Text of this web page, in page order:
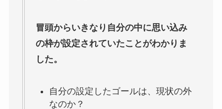
冒頭からいきなり自分の中に思い込み
の枠が設定されていたことがわかりま
した。
自分の設定したゴールは、現状の外
なのか？